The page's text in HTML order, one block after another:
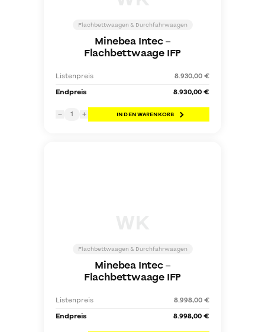
Preis-Bereich (€)
Flachbettwaagen & Durchfahrwaagen
Minebea Intec–
Flachbettwaage IFP
Listenpreis
8.930,00 €
Endpreis
8.930,00 €
− 1 + IN DEN WARENKORB
Flachbettwaagen & Durchfahrwaagen
Minebea Intec–
Flachbettwaage IFP
Listenpreis
8.998,00 €
Endpreis
8.998,00 €